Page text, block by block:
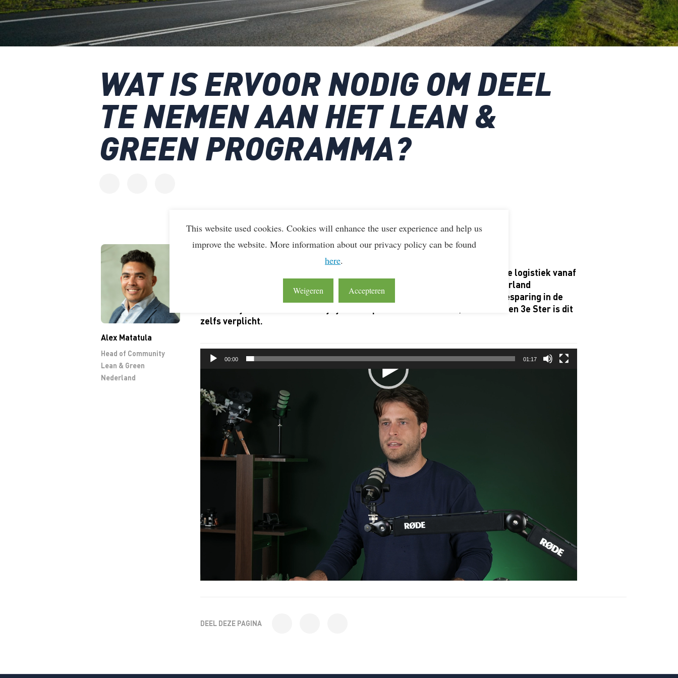
WAT IS ERVOOR NODIG OM DEEL
TE NEMEN AAN HET LEAN &
GREEN PROGRAMMA?
Alex Matatula
Head of Community
Lean & Green
Nederland
23 AUGUSTUS, 2019
De minimale eis voor de 1e Lean & Green Ster is dat je 50% van je uitgaande logistiek vanaf
je Nederlandse locatie(s) en eventuele warehouseactiviteiten binnen Nederland
meeneemt in je aanvraag. Deze activiteiten vormen de basis voor je CO
-besparing in de
komende jaren. Uiteraard kun je jouw scope ook breder maken, voor de 2e en 3e Ster is dit
zelfs verplicht.
00:00 01:17
DEEL DEZE PAGINA
This website used cookies. Cookies will enhance the user experience and help us
improve the website. More information about our privacy policy can be found
here.
Weigeren Accepteren